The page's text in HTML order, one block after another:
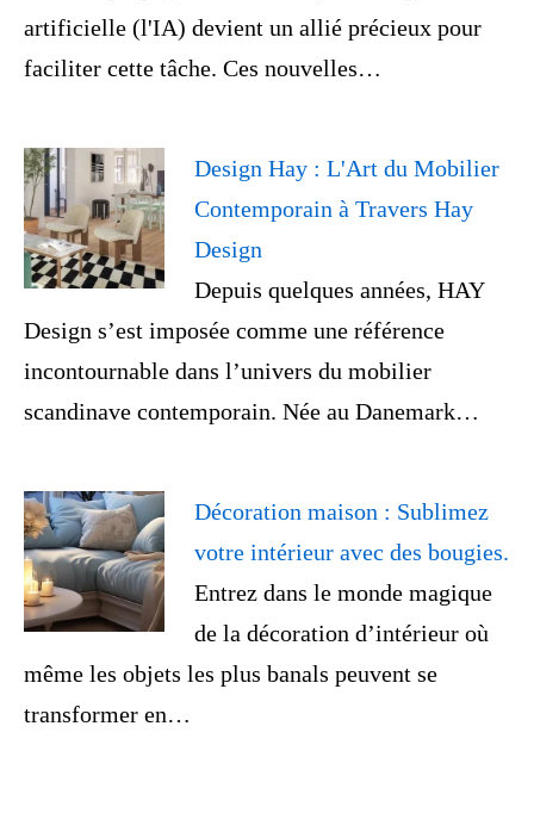
artificielle (l'IA) devient un allié précieux pour
faciliter cette tâche. Ces nouvelles…
Design Hay : L'Art du Mobilier
Contemporain à Travers Hay
Design
Depuis quelques années, HAY
Design s’est imposée comme une référence
incontournable dans l’univers du mobilier
scandinave contemporain. Née au Danemark…
Décoration maison : Sublimez
votre intérieur avec des bougies.
Entrez dans le monde magique
de la décoration d’intérieur où
même les objets les plus banals peuvent se
transformer en…